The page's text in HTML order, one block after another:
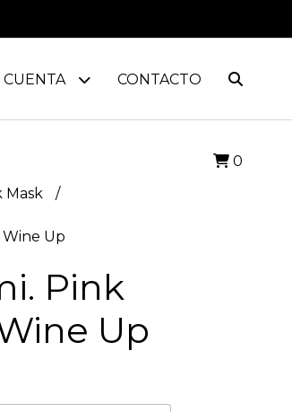
CUENTA CONTACTO
0
Mask
Wine Up
Pink
Up